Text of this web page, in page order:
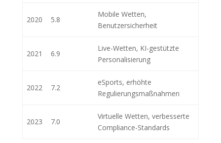
2020 5.8
Mobile Wetten,
Benutzersicherheit
2021 6.9
Live-Wetten, KI-gestützte
Personalisierung
2022 7.2
eSports, erhöhte
Regulierungsmaßnahmen
2023 7.0
Virtuelle Wetten, verbesserte
Compliance-Standards